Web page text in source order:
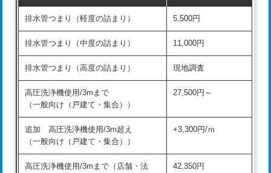
※給水管工事は20mmまでの価格です。
持込商品取付（混合水栓） 16,500円
持込商品取付（浄水器・分岐水栓） 16,500円
給水管工事※（ホール加工) 16,500円
給水管工事※（バンド止め) 3,300円
給水管工事※（支持金具設置)
給水管工事※（保温材使用（バンド止
め込み）)
5,500円
給水管工事※（土の掘削・埋め戻し作
11,000円
排水管つまり（軽度の詰まり） 5,500円
排水管つまり（中度の詰まり） 11,000円
排水管つまり（高度の詰まり） 現地調査
高圧洗浄機使用/3mまで
（一般向け（戸建て・集合））
27,500円～
追加 高圧洗浄機使用/3m超え
（一般向け（戸建て・集合））
+3,300円/ｍ
高圧洗浄機使用/3mまで（店舗・法
42,350円